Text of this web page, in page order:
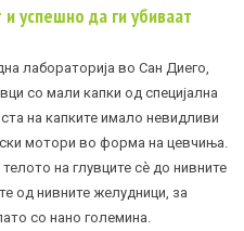
успешно да ги убиваат
лабораторија во Сан Диего,
со мали капки од специјална
на капките имало невидливи
мотори во форма на цевчиња.
на глувците сè до нивните
од нивните желудници, за
со нано големина.